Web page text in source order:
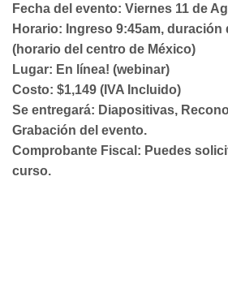
Fecha del evento: Viernes 11 de
Horario: Ingreso 9:45am, duración
(horario del centro de México)
Lugar: En línea! (webinar)
Costo: $1,149 (IVA Incluido)
Se entregará: Diapositivas,
Grabación del evento.
Comprobante Fiscal: Puedes
curso.